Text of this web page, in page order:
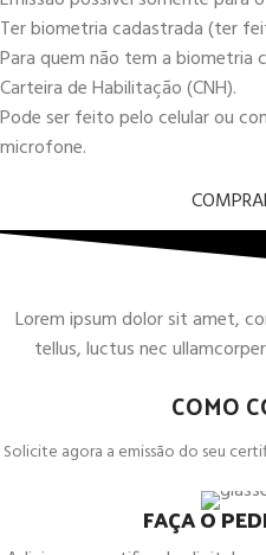
Ter biometria cadastrada (ter
Para quem não tem a biometria
Carteira de Habilitação (CNH).
Pode ser feito pelo celular ou
microfone.
Lorem ipsum dolor sit amet,
tellus, luctus nec
COMO
Solicite agora a emissão do seu
FAÇA O